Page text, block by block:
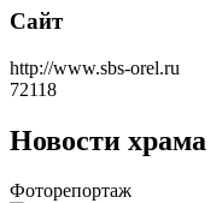
Сайт
http://www.sbs-orel.ru
72118
Новости храма
Фоторепортаж